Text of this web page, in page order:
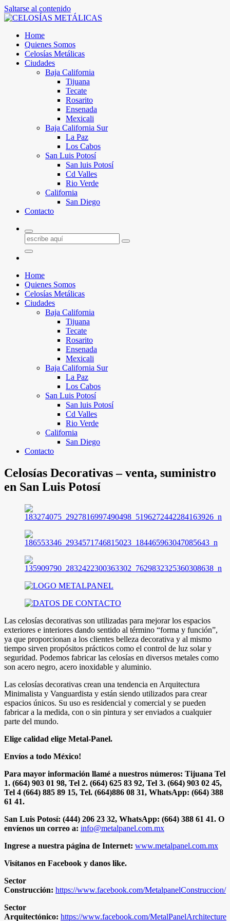
Saltarse al contenido
Home
Quienes Somos
Celosías Metálicas
Ciudades
Baja California
Tijuana
Tecate
Rosarito
Ensenada
Mexicali
Baja California Sur
La Paz
Los Cabos
San Luis Potosí
San luis Potosí
Cd Valles
Rio Verde
California
San Diego
Contacto
Home
Quienes Somos
Celosías Metálicas
Ciudades
Baja California
Tijuana
Tecate
Rosarito
Ensenada
Mexicali
Baja California Sur
La Paz
Los Cabos
San Luis Potosí
San luis Potosí
Cd Valles
Rio Verde
California
San Diego
Contacto
Celosías Decorativas – venta, suministro
en San Luis Potosí
Las celosías decorativas son utilizadas para mejorar los espacios
exteriores e interiores dando sentido al término “forma y función”,
ya que proporcionan a los clientes belleza decorativa y al mismo
tiempo sirven propósitos prácticos como el control de luz solar y
seguridad. Podemos fabricar las celosías en diversos metales como
son acero negro, acero inoxidable y aluminio.
Las celosías decorativas crean una tendencia en Arquitectura
Minimalista y Vanguardista y están siendo utilizados para crear
espacios únicos. Su uso es residencial y comercial y se pueden
fabricar a la medida, con o sin pintura y ser enviados a cualquier
parte del mundo.
Elige calidad elige Metal-Panel.
Envíos a todo México!
Para mayor información llamé a nuestros números: Tijuana Tel
1. (664) 903 01 98, Tel 2. (664) 625 83 92, Tel 3. (664) 903 02 45,
Tel 4 (664) 885 89 15, Tel. (664)886 08 31, WhatsApp: (664) 388
61 41.
San Luis Potosí: (444) 206 23 32, WhatsApp: (664) 388 61 41. O
envíenos un correo a: info@metalpanel.com.mx
Ingrese a nuestra página de Internet: www.metalpanel.com.mx
Visítanos en Facebook y danos like.
Sector
Construcción: https://www.facebook.com/MetalpanelConstruccion/
Sector
Arquitectónico: https://www.facebook.com/MetalPanelArchitecture